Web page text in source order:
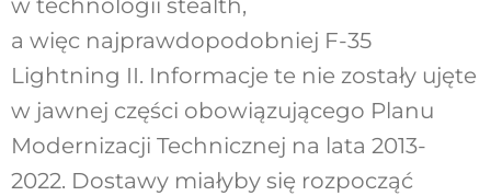
w technologii stealth,
a więc najprawdopodobniej F-35
Lightning II. Informacje te nie zostały ujęte
w jawnej części obowiązującego Planu
Modernizacji Technicznej na lata 2013-
2022. Dostawy miałyby się rozpocząć